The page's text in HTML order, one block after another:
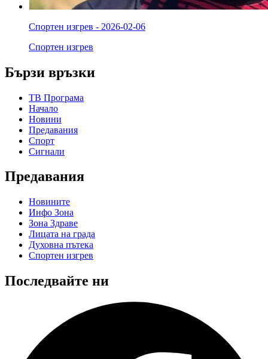
Спортен изгрев - 2026-02-06
Спортен изгрев
Бързи връзки
ТВ Програма
Начало
Новини
Предавания
Спорт
Сигнали
Предавания
Новините
Инфо Зона
Зона Здраве
Лицата на града
Духовна пътека
Спортен изгрев
Последвайте ни